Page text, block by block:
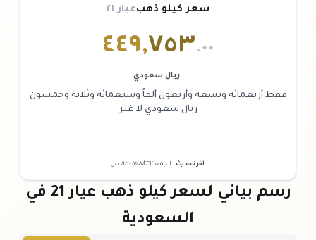
سعر كيلو ذهبعيار ٢١
٤٤٩,٧٥٣.٠٠
ريال سعودي
فقط أربعمائة وتسعة وأربعون ألفاً وسبعمائة وثلاثة وخمسون
ريال سعودي لا غير
آخر تحديث : الجمعة ٠٧ /٠٨/٢٠٢٦ - ٠٩:٠٥ ص
رسم بياني لسعر كيلو ذهب عيار 21 في
السعودية